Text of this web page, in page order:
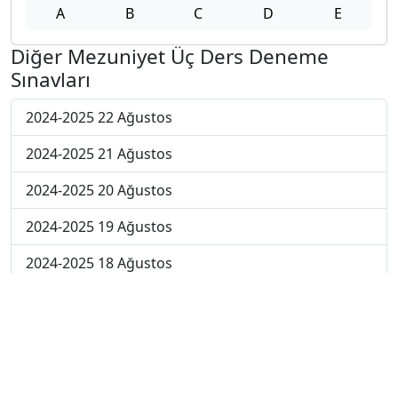
A B C D E
Diğer Mezuniyet Üç Ders Deneme
Sınavları
2024-2025 22 Ağustos
2024-2025 21 Ağustos
2024-2025 20 Ağustos
2024-2025 19 Ağustos
2024-2025 18 Ağustos